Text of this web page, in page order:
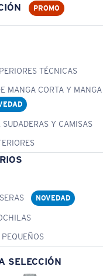
PROMO
TÉCNICAS
MANGA CORTA Y MANGA
SUDADERAS Y CAMISAS
NOVEDAD
SELECCIÓN